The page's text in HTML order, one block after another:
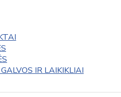
IR LAIKIKLIAI